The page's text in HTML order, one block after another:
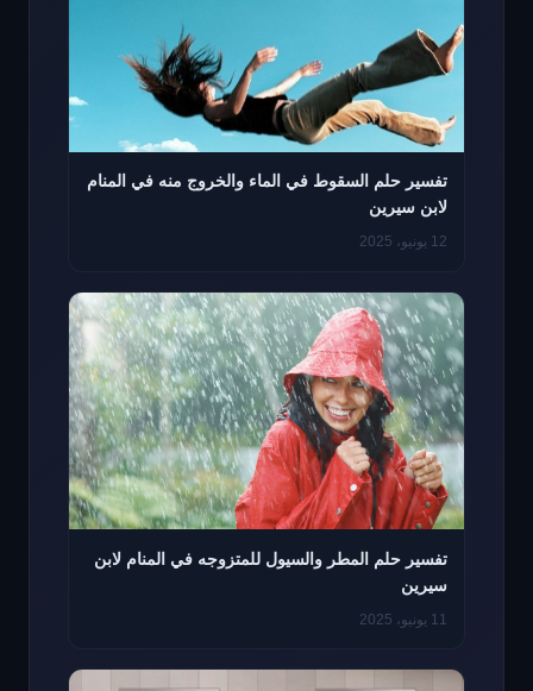
تفسير حلم السقوط في الماء والخروج منه في المنام
لابن سيرين
12 يونيو، 2025
تفسير حلم المطر والسيول للمتزوجه في المنام لابن
سيرين
11 يونيو، 2025